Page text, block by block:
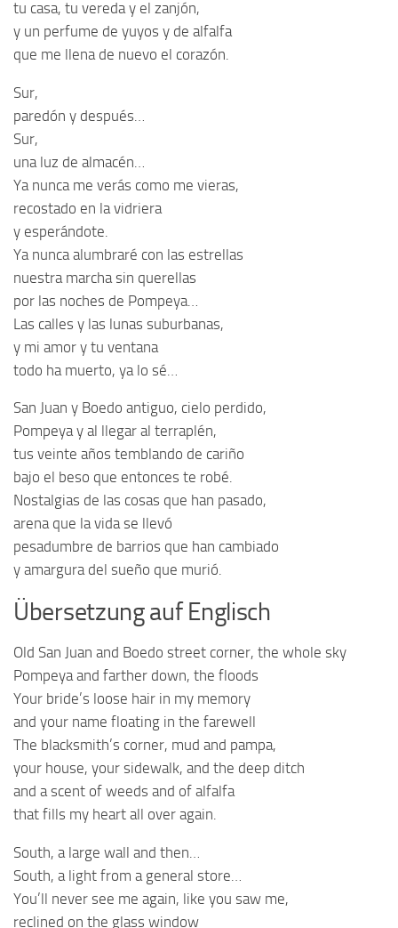
tu casa, tu vereda y el zanjón,
y un perfume de yuyos y de alfalfa
que me llena de nuevo el corazón.
Sur,
paredón y después…
Sur,
una luz de almacén…
Ya nunca me verás como me vieras,
recostado en la vidriera
y esperándote.
Ya nunca alumbraré con las estrellas
nuestra marcha sin querellas
por las noches de Pompeya…
Las calles y las lunas suburbanas,
y mi amor y tu ventana
todo ha muerto, ya lo sé…
San Juan y Boedo antiguo, cielo perdido,
Pompeya y al llegar al terraplén,
tus veinte años temblando de cariño
bajo el beso que entonces te robé.
Nostalgias de las cosas que han pasado,
arena que la vida se llevó
pesadumbre de barrios que han cambiado
y amargura del sueño que murió.
Übersetzung auf Englisch
Old San Juan and Boedo street corner, the whole sky
Pompeya and farther down, the floods
Your bride’s loose hair in my memory
and your name floating in the farewell
The blacksmith’s corner, mud and pampa,
your house, your sidewalk, and the deep ditch
and a scent of weeds and of alfalfa
that fills my heart all over again.
South, a large wall and then…
South, a light from a general store…
You’ll never see me again, like you saw me,
reclined on the glass window